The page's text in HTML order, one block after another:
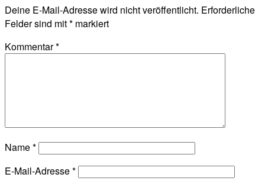
Deine E-Mail-Adresse wird nicht veröffentlicht. Erforderliche
Felder sind mit* markiert
Kommentar*
Name*
E-Mail-Adresse*